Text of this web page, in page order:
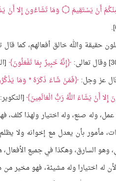
أَنْ يَسْتَقِيمَ۝ وَمَا تَشَاءُونَ إِلا أَنْ
حقيقة والله خالق أفعالهم، كما قال
إِنَّهُ خَبِيرٌ بِمَا تَفْعَلُونَ
عز وجل: فَمَنْ شَاءَ ذَكَرَهُ * وَمَا
إِلا أَنْ يَشَاءَ اللَّهُ رَبُّ الْعَالَمِينَ [التكوير: 28 - 29].
وله صنع، وله اختيار ولهذا كلف،
مأمور بأن يعدل مع إخوانه ولا
وهو السارق، وهكذا في جميع
اختيارا وله مشيئة، فهو مخير من